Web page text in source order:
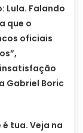
Lula. Falando
que o
oficiais
Gabriel Boric
tua. Veja na